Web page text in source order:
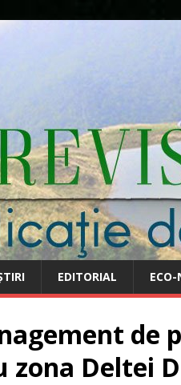
EDITORIAL ECO-
de
zona Deltei